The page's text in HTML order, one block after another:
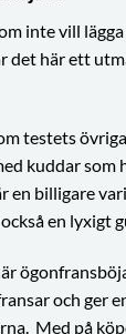
inte vill
det här ett
testets
kuddar
en billigare
en lyxigt
och ger
Med på